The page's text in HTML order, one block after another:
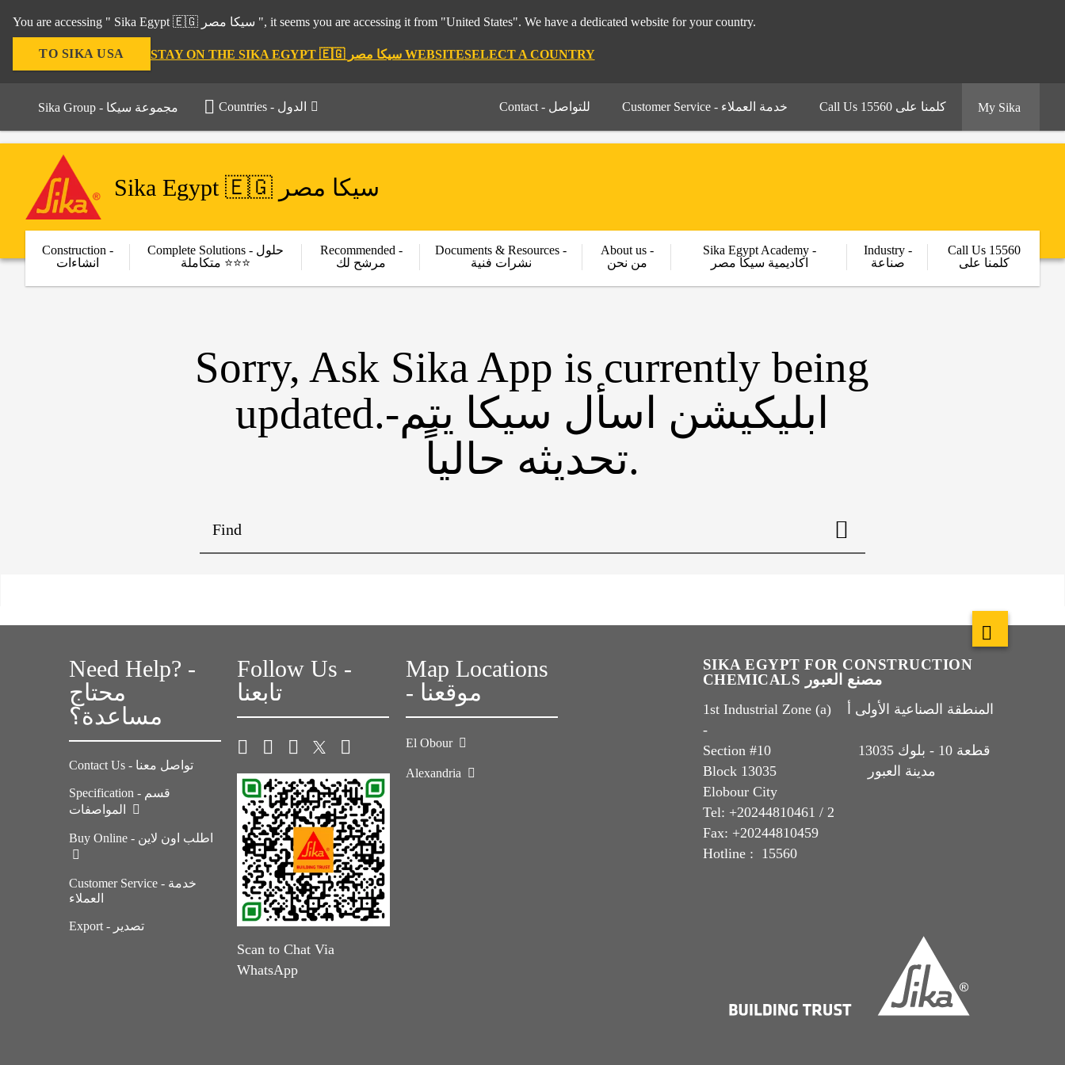
You are accessing " Sika Egypt 🇪🇬 سيكا مصر ", it seems you are accessing it from "United States". We have a dedicated website for your country.
TO SIKA USA STAY ON THE SIKA EGYPT 🇪🇬 سيكا مصر WEBSITESELECT A COUNTRY
Sika Group - مجموعة سيكا Countries - الدول Contact - للتواصل Customer Service - خدمة العملاء Call Us 15560 كلمنا على My Sika
Sika Egypt 🇪🇬 سيكا مصر
Construction -
انشاءات
Complete Solutions - حلول
متكاملة ⭐⭐⭐
Recommended -
مرشح لك
Documents & Resources -
نشرات فنية
About us -
من نحن
Sika Egypt Academy -
اكاديمية سيكا مصر
Industry -
صناعة
Call Us 15560
كلمنا على
Sorry, Ask Sika App is currently being
updated.-ابليكيشن اسأل سيكا يتم
تحديثه حالياً.
Need Help? -
محتاج
مساعدة؟
Contact Us - تواصل معنا
Specification - قسم
Buy Online - اطلب اون لاين
Customer Service - خدمة
العملاء
Export - تصدير
Follow Us -
تابعنا
Scan to Chat Via
WhatsApp
Map Locations
- موقعنا
El Obour
Alexandria
SIKA EGYPT FOR CONSTRUCTION
CHEMICALS مصنع العبور
1st Industrial Zone (a) المنطقة الصناعية الأولى أ
-
Section #10 قطعة 10 - بلوك 13035
Block 13035 مدينة العبور
Elobour City
Tel: +20244810461 / 2
Fax: +20244810459
Hotline : 15560